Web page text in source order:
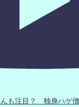
も注目？ 独身ハゲ